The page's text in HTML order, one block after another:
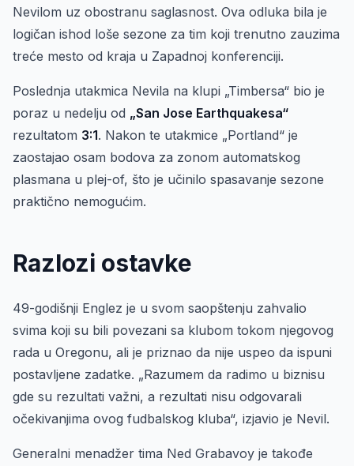
Nevilom uz obostranu saglasnost. Ova odluka bila je
logičan ishod loše sezone za tim koji trenutno zauzima
treće mesto od kraja u Zapadnoj konferenciji.
Poslednja utakmica Nevila na klupi „Timbersa“ bio je
poraz u nedelju od „San Jose Earthquakesa“
rezultatom 3:1. Nakon te utakmice „Portland“ je
zaostajao osam bodova za zonom automatskog
plasmana u plej-of, što je učinilo spasavanje sezone
praktično nemogućim.
Razlozi ostavke
49-godišnji Englez je u svom saopštenju zahvalio
svima koji su bili povezani sa klubom tokom njegovog
rada u Oregonu, ali je priznao da nije uspeo da ispuni
postavljene zadatke. „Razumem da radimo u biznisu
gde su rezultati važni, a rezultati nisu odgovarali
očekivanjima ovog fudbalskog kluba“, izjavio je Nevil.
Generalni menadžer tima Ned Grabavoy je takođe